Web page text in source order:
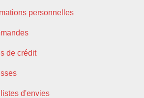
personnelles
de crédit
d'envies